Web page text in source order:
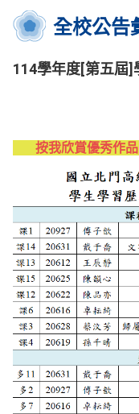
全校公告
114學年度[第五屆]
按我欣賞優秀作